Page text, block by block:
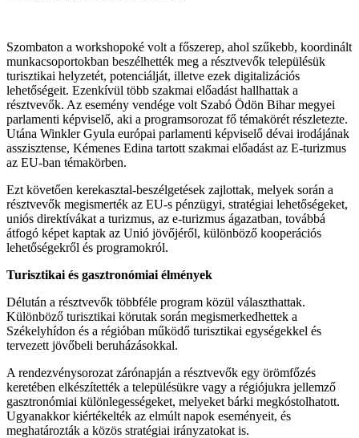
Szombaton a workshopoké volt a főszerep, ahol szűkebb, koordinált
munkacsoportokban beszélhették meg a résztvevők településük
turisztikai helyzetét, potenciálját, illetve ezek digitalizációs
lehetőségeit. Ezenkívül több szakmai előadást hallhattak a
résztvevők. Az esemény vendége volt Szabó Ödön Bihar megyei
parlamenti képviselő, aki a programsorozat fő témakörét részletezte.
Utána Winkler Gyula európai parlamenti képviselő dévai irodájának
asszisztense, Kémenes Edina tartott szakmai előadást az E-turizmus
az EU-ban témakörben.
Ezt követően kerekasztal-beszélgetések zajlottak, melyek során a
résztvevők megismerték az EU-s pénzügyi, stratégiai lehetőségeket,
uniós direktívákat a turizmus, az e-turizmus ágazatban, továbbá
átfogó képet kaptak az Unió jövőjéről, különböző kooperációs
lehetőségekről és programokról.
Turisztikai és gasztronómiai élmények
Délután a résztvevők többféle program közül választhattak.
Különböző turisztikai körutak során megismerkedhettek a
Székelyhídon és a régióban működő turisztikai egységekkel és
tervezett jövőbeli beruházásokkal.
A rendezvénysorozat zárónapján a résztvevők egy örömfőzés
keretében elkészítették a településükre vagy a régiójukra jellemző
gasztronómiai különlegességeket, melyeket bárki megkóstolhatott.
Ugyanakkor kiértékelték az elmúlt napok eseményeit, és
meghatározták a közös stratégiai irányzatokat is.